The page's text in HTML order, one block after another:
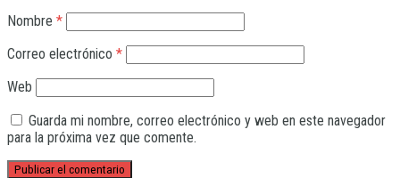
Nombre *
Correo electrónico *
Web
Guarda mi nombre, correo electrónico y web en este navegador
para la próxima vez que comente.